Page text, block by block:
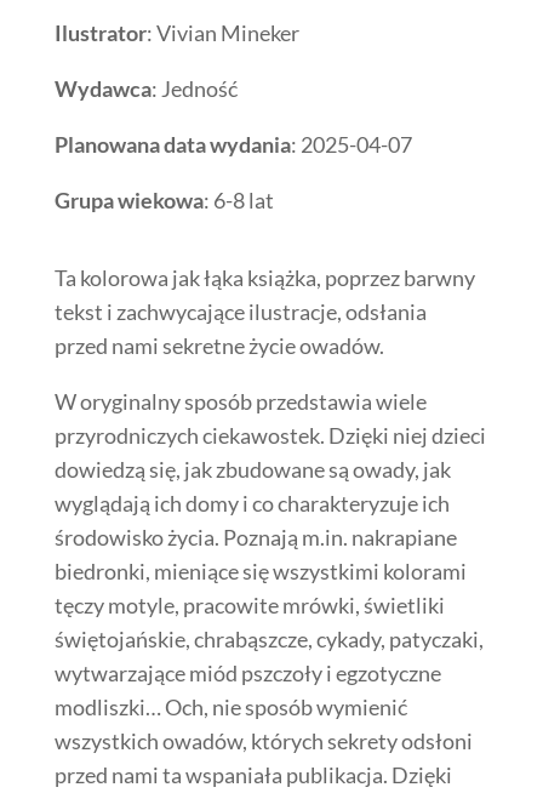
Ilustrator: Vivian Mineker
Wydawca: Jedność
Planowana data wydania: 2025-04-07
Grupa wiekowa: 6-8 lat
Ta kolorowa jak łąka książka, poprzez barwny
tekst i zachwycające ilustracje, odsłania
przed nami sekretne życie owadów.
W oryginalny sposób przedstawia wiele
przyrodniczych ciekawostek. Dzięki niej dzieci
dowiedzą się, jak zbudowane są owady, jak
wyglądają ich domy i co charakteryzuje ich
środowisko życia. Poznają m.in. nakrapiane
biedronki, mieniące się wszystkimi kolorami
tęczy motyle, pracowite mrówki, świetliki
świętojańskie, chrabąszcze, cykady, patyczaki,
wytwarzające miód pszczoły i egzotyczne
modliszki… Och, nie sposób wymienić
wszystkich owadów, których sekrety odsłoni
przed nami ta wspaniała publikacja. Dzięki